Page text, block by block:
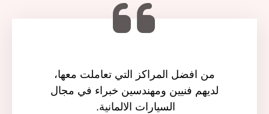
من افضل المراكز التي تعاملت معها،
لديهم فنيين ومهندسين خبراء في مجال
السيارات الالمانية.